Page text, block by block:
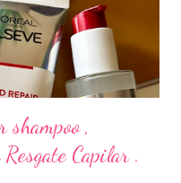
,
Capilar .